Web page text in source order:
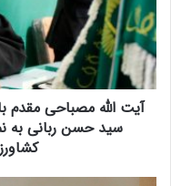
ل
ل
ه
م
ص
آیت الله مصباحی مقدم
سید حسن ربانی به